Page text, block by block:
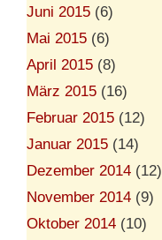
Juni 2015 (6)
Mai 2015 (6)
April 2015 (8)
März 2015 (16)
Februar 2015 (12)
Januar 2015 (14)
Dezember 2014 (12)
November 2014 (9)
Oktober 2014 (10)